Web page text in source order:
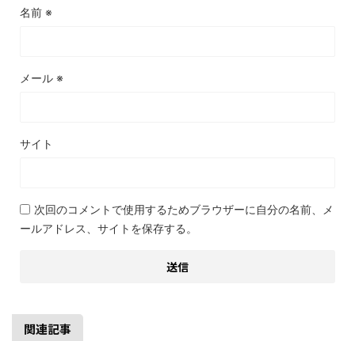
名前 ※
メール ※
サイト
次回のコメントで使用するためブラウザーに自分の名前、メ
ールアドレス、サイトを保存する。
関連記事